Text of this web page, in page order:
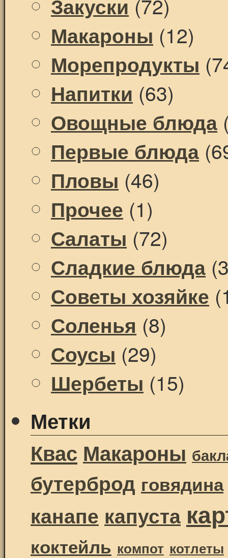
Закуски
Макароны (12)
Морепродукты
Напитки (63)
Овощные блюда
Первые блюда
Пловы (46)
Прочее (1)
Салаты (72)
Сладкие блюда
Советы хозяйке
Соленья (8)
Соусы (29)
Шербеты (15)
Метки
Квас Макароны
бутерброд говядина
канапе капуста
коктейль компот котлеты